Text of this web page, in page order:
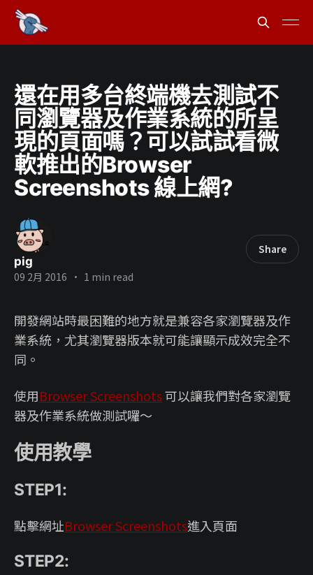
還在用多台終端機去測試不
同瀏覽器及作業系統的所呈
現的頁面嗎？可以試試看微
軟推出的Browser
Screenshots 線上網?
pig
09 2月 2016 • 1 min read
Share
開發網站時最困難的地方就是兼容各家瀏覽器及作
業系統，尤其瀏覽器版本就可能讓顯示成效完全不
同。
使用Browser Screenshots可以讓我們對各家瀏覽
器及作業系統做測試囉～
使用教學
STEP1:
點擊網址Browser Screenshots進入頁面
STEP2: